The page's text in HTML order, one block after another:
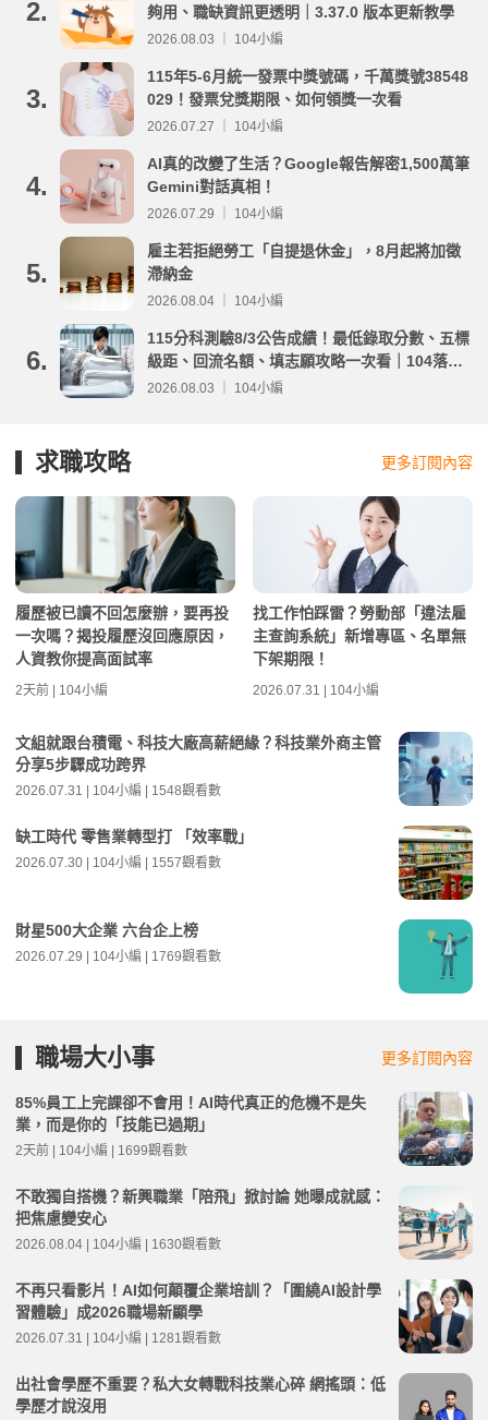
2.
夠用、職缺資訊更透明｜3.37.0 版本更新教學
2026.08.03 ｜ 104小編
3.
115年5-6月統一發票中獎號碼，千萬獎號38548
029！發票兌獎期限、如何領獎一次看
2026.07.27 ｜ 104小編
4.
AI真的改變了生活？Google報告解密1,500萬筆
Gemini對話真相！
2026.07.29 ｜ 104小編
5.
雇主若拒絕勞工「自提退休金」，8月起將加徵
滯納金
2026.08.04 ｜ 104小編
6.
115分科測驗8/3公告成績！最低錄取分數、五標
級距、回流名額、填志願攻略一次看｜104落點
分析
2026.08.03 ｜ 104小編
求職攻略 更多訂閱內容
履歷被已讀不回怎麼辦，要再投
一次嗎？揭投履歷沒回應原因，
人資教你提高面試率
2天前 | 104小編
找工作怕踩雷？勞動部「違法雇
主查詢系統」新增專區、名單無
下架期限！
2026.07.31 | 104小編
文組就跟台積電、科技大廠高薪絕緣？科技業外商主管
分享5步驟成功跨界
2026.07.31 | 104小編 | 1548觀看數
缺工時代 零售業轉型打 「效率戰」
2026.07.30 | 104小編 | 1557觀看數
財星500大企業 六台企上榜
2026.07.29 | 104小編 | 1769觀看數
職場大小事 更多訂閱內容
85%員工上完課卻不會用！AI時代真正的危機不是失
業，而是你的「技能已過期」
2天前 | 104小編 | 1699觀看數
不敢獨自搭機？新興職業「陪飛」掀討論 她曝成就感：
把焦慮變安心
2026.08.04 | 104小編 | 1630觀看數
不再只看影片！AI如何顛覆企業培訓？「圍繞AI設計學
習體驗」成2026職場新顯學
2026.07.31 | 104小編 | 1281觀看數
出社會學歷不重要？私大女轉戰科技業心碎 網搖頭：低
學歷才說沒用